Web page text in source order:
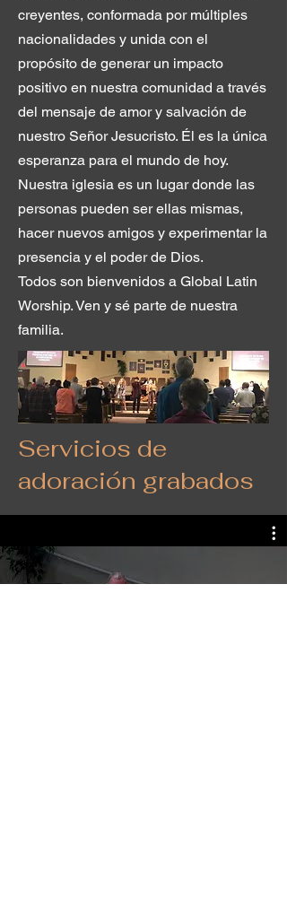
creyentes, conformada por múltiples
nacionalidades y unida con el
propósito de generar un impacto
positivo en nuestra comunidad a través
del mensaje de amor y salvación de
nuestro Señor Jesucristo. Él es la única
esperanza para el mundo de hoy.
Nuestra iglesia es un lugar donde las
personas pueden ser ellas mismas,
hacer nuevos amigos y experimentar la
presencia y el poder de Dios.
Todos son bienvenidos a Global Latin
Worship. Ven y sé parte de nuestra
familia.
Servicios de
adoración grabados